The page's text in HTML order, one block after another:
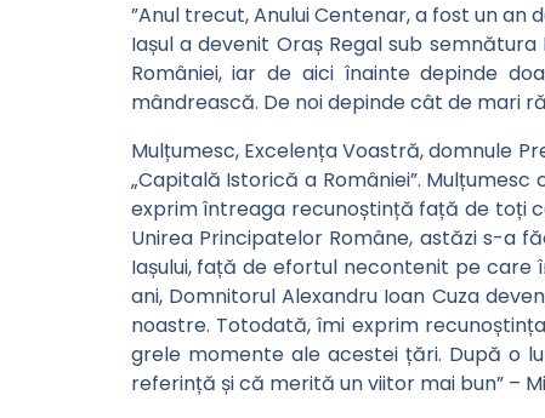
”Anul trecut, Anului Centenar, a fost un an
Iașul a devenit Oraș Regal sub
României, iar de aici înainte depinde
mândrească. De noi depinde cât de mari
Mulțumesc, Excelența Voastră, domnule
„Capitală Istorică a României”.
exprim întreaga recunoștință față de toți
Unirea Principatelor Române, astăzi s-a
Iașului, față de efortul necontenit pe
ani, Domnitorul Alexandru Ioan Cuza
noastre. Totodată, îmi exprim
grele momente ale acestei țări. După o
referință și că merită un viitor mai bun” –